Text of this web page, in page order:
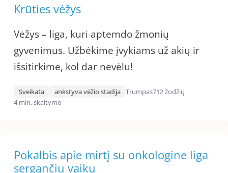
Krūties vėžys
Vėžys – liga, kuri aptemdo žmonių
gyvenimus. Užbėkime įvykiams už akių ir
išsitirkime, kol dar nevėlu!
Sveikata ankstyva vėžio stadija Trumpas712 žodžių
4 min. skaitymo
Pokalbis apie mirtį su onkologine liga
sergančiu vaiku